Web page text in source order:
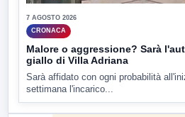
7 AGOSTO 2026
CRONACA
Malore o aggressione? Sarà
giallo di Villa Adriana
Sarà affidato con ogni probabilità
settimana l'incarico...